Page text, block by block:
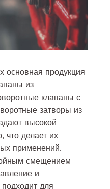
основная продукция
из
клапаны с
затворы из
высокой
что делает их
применений.
смещением
и
для